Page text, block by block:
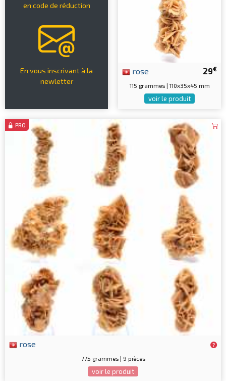
en code de réduction
En vous inscrivant à la
newletter
29€
rose
115 grammes | 110x35x45 mm
voir le produit
PRO
rose
775 grammes | 9 pièces
voir le produit